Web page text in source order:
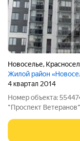
Новоселье,
Жилой район
4 квартал 2014
Номер объекта:
"Проспект
инфраструктура
различные магазины,